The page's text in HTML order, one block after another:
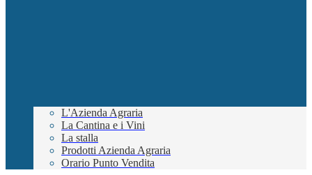
L'Azienda Agraria
La Cantina e i Vini
La stalla
Prodotti Azienda Agraria
Orario Punto Vendita